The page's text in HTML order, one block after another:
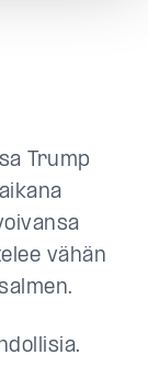
Trump
vähän